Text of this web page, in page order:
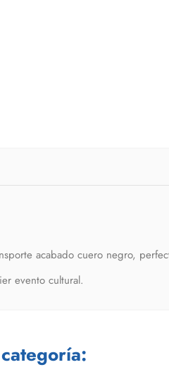
acabado cuero negro,
evento cultural.